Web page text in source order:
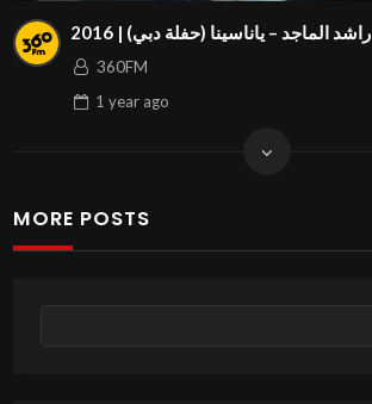
راشد الماجد – ياناسينا (حفلة دبي) | 2016
360FM
1 yearago
MORE POSTS